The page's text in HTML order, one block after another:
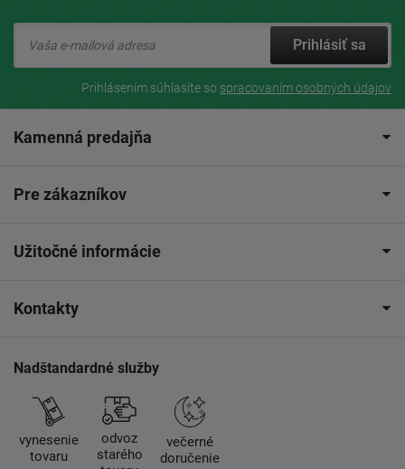
Prihlásiť sa
Prihlásením súhlasíte so spracovaním osobných údajov
Kamenná predajňa
Pre zákazníkov
Užitočné informácie
Kontakty
Nadštandardné služby
vynesenie
tovaru
odvoz
starého
večerné
doručenie